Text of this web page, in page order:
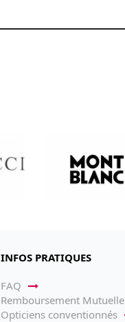
INFOS PRATIQUES
FAQ
Remboursement Mutuelle
Opticiens conventionnés